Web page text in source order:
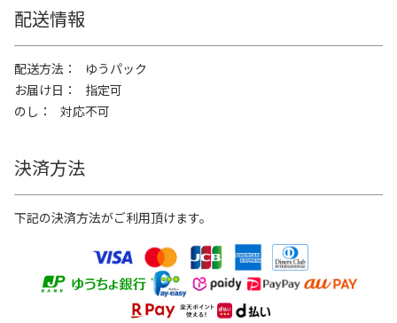
配送情報
配送方法
ゆうパック
お届け日
指定可
のし
対応不可
決済方法
下記の決済方法がご利用頂けます。